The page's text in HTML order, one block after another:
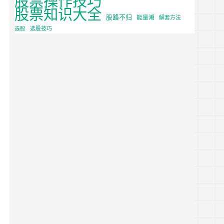
股票知识大全 股路不归 能量潮
解套方法
选股
选股技巧